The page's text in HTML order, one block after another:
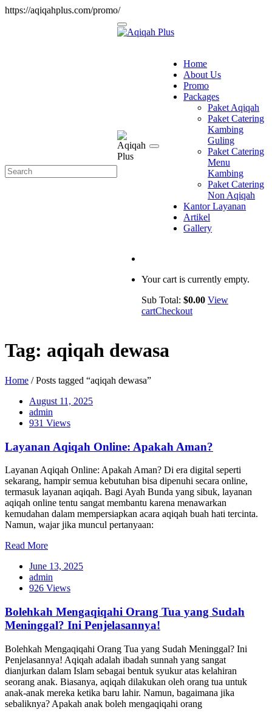
https://aqiqahplus.com/promo/
Home
About Us
Promo
Packages
Paket Aqiqah
Paket Catering
Kambing
Guling
Paket Catering
Menu
Kambing
Paket Catering
Non Aqiqah
Kantor Layanan
Artikel
Gallery
Your cart is currently empty.
Sub Total: $0.00 View
cartCheckout
Tag: aqiqah dewasa
Home / Posts tagged “aqiqah dewasa”
August 11, 2025
admin
931 Views
Layanan Aqiqah Online: Apakah Aman?
Layanan Aqiqah Online: Apakah Aman? Di era digital seperti
sekarang, hampir semua kebutuhan bisa dipenuhi secara online,
termasuk layanan aqiqah. Bagi Ayah Bunda yang sibuk, layanan
aqiqah online tentu sangat membantu karena menawarkan
kemudahan dalam mempersiapkan acara aqiqah buah hati tercinta.
Namun, wajar jika muncul pertanyaan:
Read More
June 13, 2025
admin
926 Views
Bolehkah Mengaqiqahi Orang Tua yang Sudah
Meninggal? Ini Penjelasannya!
Bolehkah Mengaqiqahi Orang Tua yang Sudah Meninggal? Ini
Penjelasannya! Aqiqah adalah ibadah sunnah yang sangat
dianjurkan dalam Islam sebagai bentuk syukur atas kelahiran
seorang anak. Biasanya, aqiqah dilakukan oleh orang tua untuk
anak-anak mereka ketika baru lahir. Namun, bagaimana jika
sebaliknya? Apakah anak boleh mengaqiqahi orang